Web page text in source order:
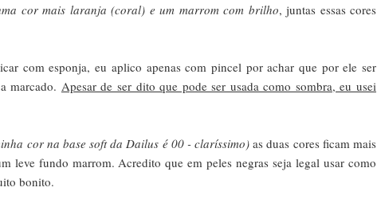
cor mais laranja (coral) e um marrom com brilho, juntas essas cores
com esponja, eu aplico apenas com pincel por achar que por ele ser
marcado. Apesar de ser dito que pode ser usada como sombra, eu usei
cor na base soft da Dailus é 00 - claríssimo)as duas cores ficam mais
leve fundo marrom. Acredito que em peles negras seja legal usar como
bonito.